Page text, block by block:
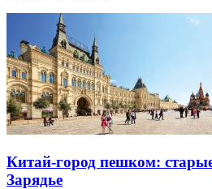
Китай-город пешком:
Зарядье